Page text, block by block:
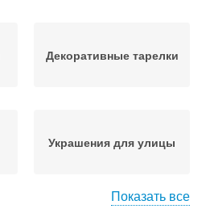
Декоративные тарелки
Украшения для улицы
Показать все